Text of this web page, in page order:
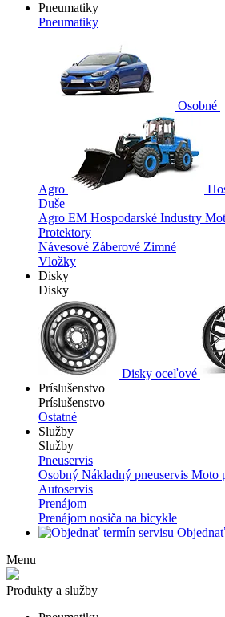
Pneumatiky
Pneumatiky
Osobné
Agro
Duše
Agro EM Hospodarské Industry
Protektory
Návesové Záberové Zimné
Vložky
Disky
Disky
Disky oceľové
Príslušenstvo
Príslušenstvo
Ostatné
Služby
Služby
Pneuservis
Osobný Nákladný pneuservis Moto
Autoservis
Prenájom
Prenájom nosiča na bicykle
Menu
Produkty a služby